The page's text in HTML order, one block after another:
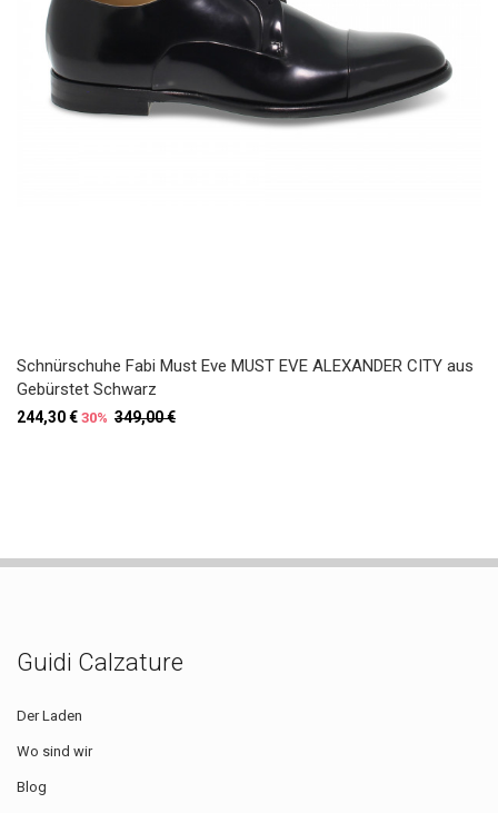
Schnürschuhe Fabi Must Eve MUST EVE ALEXANDER CITY aus
Gebürstet Schwarz
349,00 €
244,30 € 30%
Guidi Calzature
Der Laden
Wo sind wir
Blog